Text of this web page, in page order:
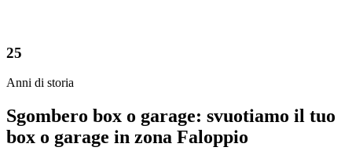
25
Anni di storia
Sgombero box o garage: svuotiamo il tuo
box o garage in zona Faloppio